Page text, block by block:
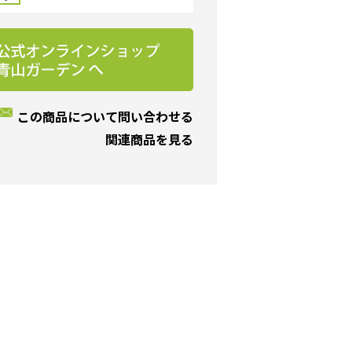
この商品について問い合わせる
関連商品を見る